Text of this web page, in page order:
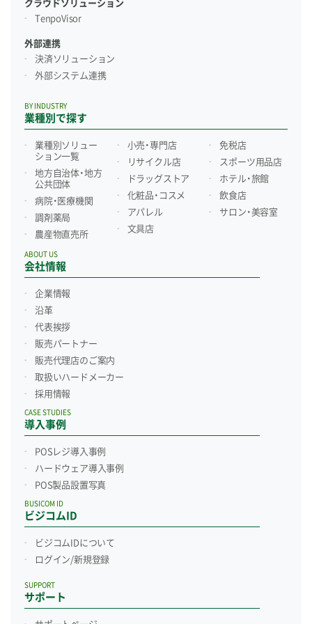
クラウドソリューション
TenpoVisor
外部連携
決済ソリューション
外部システム連携
業種別で探す
BY INDUSTRY
業種別ソリュー
ション一覧
地方自治体・地方
公共団体
病院・医療機関
調剤薬局
農産物直売所
小売・専門店
リサイクル店
ドラッグストア
化粧品・コスメ
アパレル
文具店
免税店
スポーツ用品店
ホテル・旅館
飲食店
サロン・美容室
会社情報
ABOUT US
企業情報
沿革
代表挨拶
販売パートナー
販売代理店のご案内
取扱いハードメーカー
採用情報
導入事例
CASE STUDIES
POSレジ導入事例
ハードウェア導入事例
POS製品設置写真
ビジコムID
BUSICOM ID
ビジコムIDについて
ログイン/新規登録
サポート
SUPPORT